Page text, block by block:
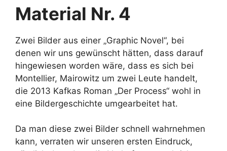
Material Nr. 4
Zwei Bilder aus einer „Graphic Novel“, bei
denen wir uns gewünscht hätten, dass darauf
hingewiesen worden wäre, dass es sich bei
Montellier, Mairowitz um zwei Leute handelt,
die 2013 Kafkas Roman „Der Process“ wohl in
eine Bildergeschichte umgearbeitet hat.
Da man diese zwei Bilder schnell wahrnehmen
kann, verraten wir unseren ersten Eindruck,